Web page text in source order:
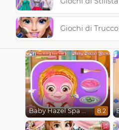
Giochi di Trucco
Baby Hazel Spa Makeover 8.2